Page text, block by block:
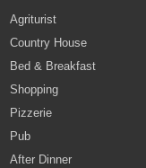
Agriturist
Country House
Bed & Breakfast
Shopping
Pizzerie
Pub
After Dinner